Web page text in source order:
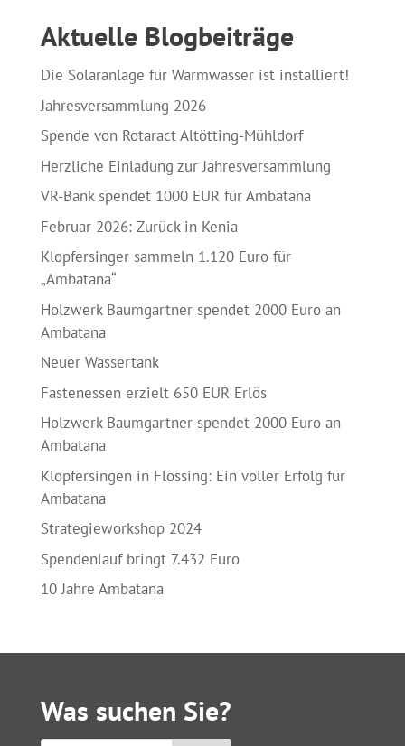
Aktuelle Blogbeiträge
Die Solaranlage für Warmwasser ist installiert!
Jahresversammlung 2026
Spende von Rotaract Altötting-Mühldorf
Herzliche Einladung zur Jahresversammlung
VR-Bank spendet 1000 EUR für Ambatana
Februar 2026: Zurück in Kenia
Klopfersinger sammeln 1.120 Euro für
„Ambatana“
Holzwerk Baumgartner spendet 2000 Euro an
Ambatana
Neuer Wassertank
Fastenessen erzielt 650 EUR Erlös
Holzwerk Baumgartner spendet 2000 Euro an
Ambatana
Klopfersingen in Flossing: Ein voller Erfolg für
Ambatana
Strategieworkshop 2024
Spendenlauf bringt 7.432 Euro
10 Jahre Ambatana
Was suchen Sie?